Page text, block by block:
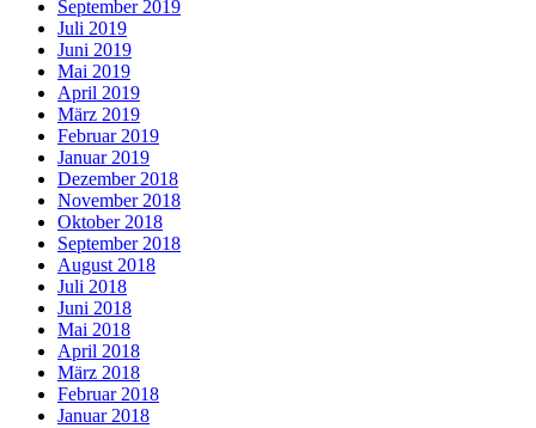
September 2019
Juli 2019
Juni 2019
Mai 2019
April 2019
März 2019
Februar 2019
Januar 2019
Dezember 2018
November 2018
Oktober 2018
September 2018
August 2018
Juli 2018
Juni 2018
Mai 2018
April 2018
März 2018
Februar 2018
Januar 2018